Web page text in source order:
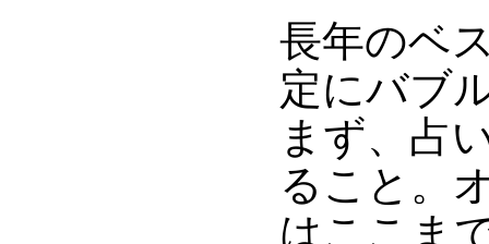
長年のベ
定にバブ
まず、占
ること。
はここま